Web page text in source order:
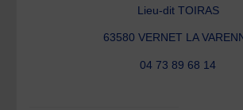
Lieu-dit TOIRAS
63580 VERNET LA
04 73 89 68 14